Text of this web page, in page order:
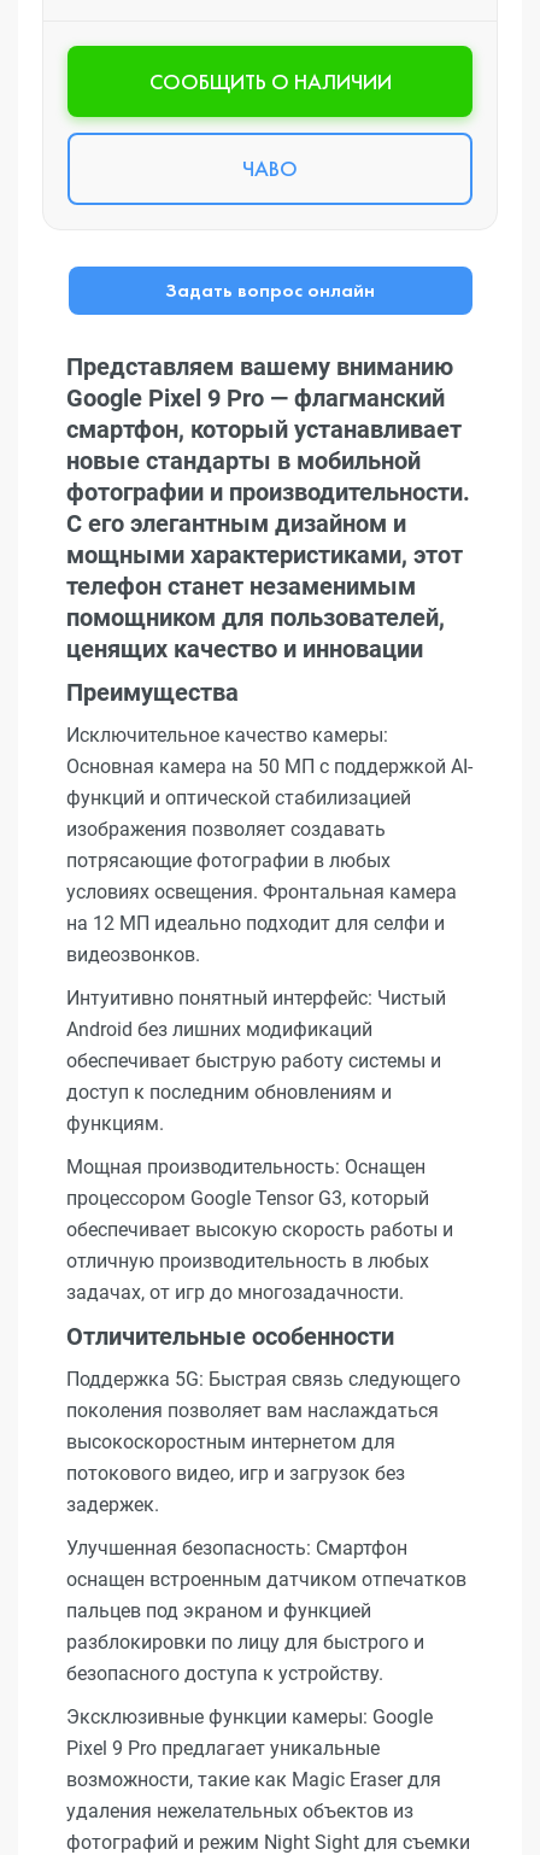
CООБЩИТЬ О НАЛИЧИИ
ЧАВО
Задать вопрос онлайн
Представляем вашему вниманию
Google Pixel 9 Pro — флагманский
смартфон, который устанавливает
новые стандарты в мобильной
фотографии и производительности.
С его элегантным дизайном и
мощными характеристиками, этот
телефон станет незаменимым
помощником для пользователей,
ценящих качество и инновации
Преимущества
Исключительное качество камеры:
Основная камера на 50 МП с поддержкой AI-
функций и оптической стабилизацией
изображения позволяет создавать
потрясающие фотографии в любых
условиях освещения. Фронтальная камера
на 12 МП идеально подходит для селфи и
видеозвонков.
Интуитивно понятный интерфейс: Чистый
Android без лишних модификаций
обеспечивает быструю работу системы и
доступ к последним обновлениям и
функциям.
Мощная производительность: Оснащен
процессором Google Tensor G3, который
обеспечивает высокую скорость работы и
отличную производительность в любых
задачах, от игр до многозадачности.
Отличительные особенности
Поддержка 5G: Быстрая связь следующего
поколения позволяет вам наслаждаться
высокоскоростным интернетом для
потокового видео, игр и загрузок без
задержек.
Улучшенная безопасность: Смартфон
оснащен встроенным датчиком отпечатков
пальцев под экраном и функцией
разблокировки по лицу для быстрого и
безопасного доступа к устройству.
Эксклюзивные функции камеры: Google
Pixel 9 Pro предлагает уникальные
возможности, такие как Magic Eraser для
удаления нежелательных объектов из
фотографий и режим Night Sight для съемки